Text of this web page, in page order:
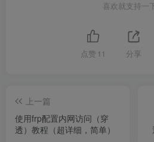
喜欢就支持一
点赞 11 分享
上一篇
使用frp配置内网访问（穿
透）教程（超详细，简单）